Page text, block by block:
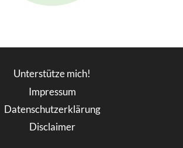
Unterstütze mich!
Impressum
Datenschutzerklärung
Disclaimer